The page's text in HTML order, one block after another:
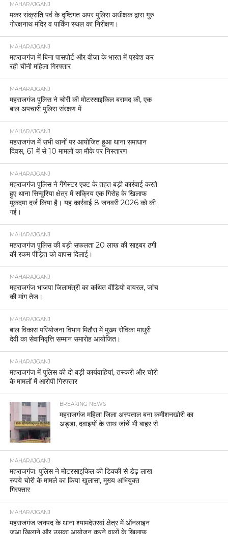
MAHARAJGANJ
मकर संक्रांति पर्व के दृष्टिगत अपर पुलिस अधीक्षक द्वारा गुरु
गोरक्षनाथ मंदिर व पार्किंग स्थल का निरीक्षण।
MAHARAJGANJ
महराजगंज में बिना पासपोर्ट और वीज़ा के भारत में प्रवेश कर
रही चीनी महिला गिरफ्तार
MAHARAJGANJ
महराजगंज पुलिस ने चोरी की मोटरसाइकिल बरामद की, एक
बाल अपचारी पुलिस संरक्षण में
MAHARAJGANJ
महराजगंज में सभी थानों पर आयोजित हुआ थाना समाधान
दिवस, 61 में से 10 मामलों का मौके पर निस्तारण
MAHARAJGANJ
महराजगंज पुलिस ने गैंगेस्टर एक्ट के तहत बड़ी कार्रवाई करते
हुए थाना सिन्दुरिया क्षेत्र में सक्रिय एक गिरोह के खिलाफ
मुकदमा दर्ज किया है। यह कार्रवाई 8 जनवरी 2026 को की
गई।
MAHARAJGANJ
महराजगंज पुलिस की बड़ी सफलता 20 लाख की साइबर ठगी
की रकम पीड़ित को वापस दिलाई।
MAHARAJGANJ
महराजगंज भाजपा जिलामंत्री का कथित वीडियो वायरल, जांच
की मांग तेज।
MAHARAJGANJ
बाल विकास परियोजना विभाग मिठौरा में मुख्य सेविका माधुरी
देवी का सेवानिवृत्ति सम्मान समारोह आयोजित।
MAHARAJGANJ
महराजगंज में पुलिस की दो बड़ी कार्यवाहियां, तस्करी और चोरी
के मामलों में आरोपी गिरफ्तार
BREAKING NEWS
महराजगंज महिला जिला अस्पताल बना कमीशनखोरी का
अड्डा, दवाइयों के साथ जांचें भी बाहर से
MAHARAJGANJ
महराजगंज: पुलिस ने मोटरसाइकिल की डिक्की से डेढ़ लाख
रुपये चोरी के मामले का किया खुलासा, मुख्य अभियुक्त
गिरफ्तार
MAHARAJGANJ
महराजगंज जनपद के थाना श्यामदेउरवां क्षेत्र में ऑनलाइन
जुआ खिलाने और उसका आयोजन करने वालों के खिलाफ